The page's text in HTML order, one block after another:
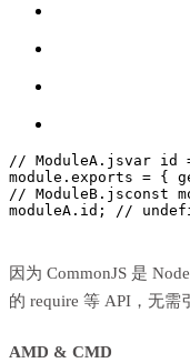
// ModuleA.jsvar id
module.exports = {
// ModuleB.jsconst
moduleA.id; //
因为 CommonJS 是
的 require 等 API，无需
AMD & CMD